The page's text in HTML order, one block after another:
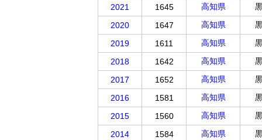
2021
1645 高知県
2020
1647 高知県
2019
1611 高知県
2018
1642 高知県
2017
1652 高知県
2016
1581 高知県
2015
1560 高知県
2014
1584 高知県